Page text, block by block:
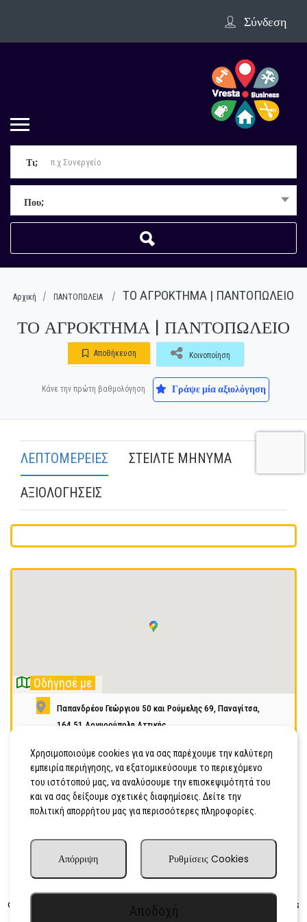
Σύνδεση
Τι;
Που;
Αρχική ΠΑΝΤΟΠΩΛΕΙΑ ΤΟ ΑΓΡΟΚΤΗΜΑ | ΠΑΝΤΟΠΩΛΕΙΟ
ΤΟ ΑΓΡΟΚΤΗΜΑ | ΠΑΝΤΟΠΩΛΕΙΟ
Αποθήκευση Κοινοποίηση
Κάνε την πρώτη βαθμολόγηση Γράψε μία αξιολόγηση
ΛΕΠΤΟΜΕΡΕΙΕΣ ΣΤΕΙΛΤΕ ΜΗΝΥΜΑ
ΑΞΙΟΛΟΓΗΣΕΙΣ
Οδήγησέ με
Παπανδρέου Γεώργιου 50 και Ρούμελης 69, Παναγίτσα,
164 51 Αργυρούπολη Αττικής
2109914914
Είσαι ο ιδιοκτήτης της επιχείρησης; Διεκδίκησε τώρα!
Χρησιμοποιούμε cookies για να σας παρέχουμε την καλύτερη
εμπειρία περιήγησης, να εξατομικεύσουμε το περιεχόμενο
του ιστότοπού μας, να αναλύσουμε την επισκεψιμότητά του
και να σας δείξουμε σχετικές διαφημίσεις. Δείτε την
πολιτική απορρήτου μας για περισσότερες πληροφορίες.
Ρυθμίσεις Cookies
Απόρριψη
Copyright © 2010–2025
– All rights